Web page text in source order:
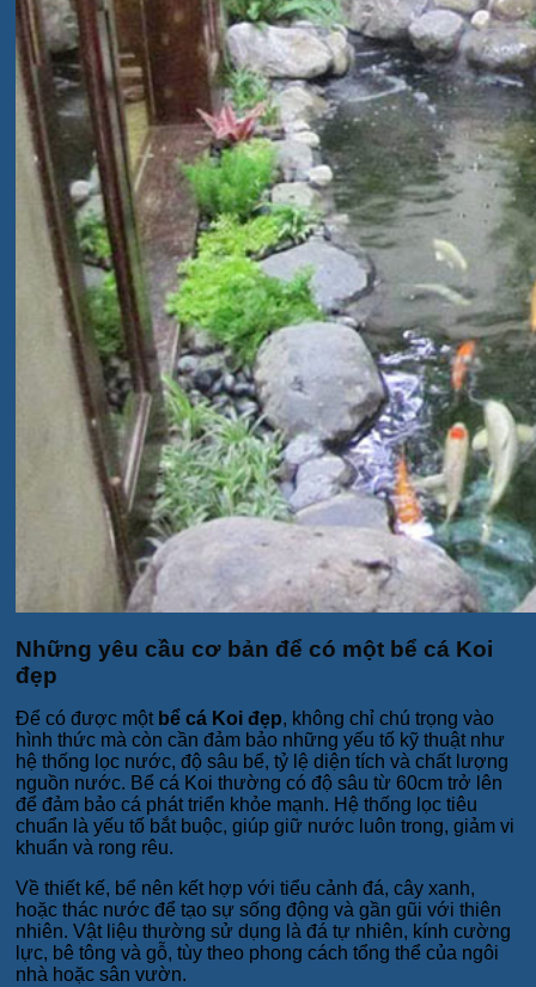
Những yêu cầu cơ bản để có một bể cá Koi
đẹp
Để có được một bể cá Koi đẹp, không chỉ chú trọng vào
hình thức mà còn cần đảm bảo những yếu tố kỹ thuật như
hệ thống lọc nước, độ sâu bể, tỷ lệ diện tích và chất lượng
nguồn nước. Bể cá Koi thường có độ sâu từ 60cm trở lên
để đảm bảo cá phát triển khỏe mạnh. Hệ thống lọc tiêu
chuẩn là yếu tố bắt buộc, giúp giữ nước luôn trong, giảm vi
khuẩn và rong rêu.
Về thiết kế, bể nên kết hợp với tiểu cảnh đá, cây xanh,
hoặc thác nước để tạo sự sống động và gần gũi với thiên
nhiên. Vật liệu thường sử dụng là đá tự nhiên, kính cường
lực, bê tông và gỗ, tùy theo phong cách tổng thể của ngôi
nhà hoặc sân vườn.